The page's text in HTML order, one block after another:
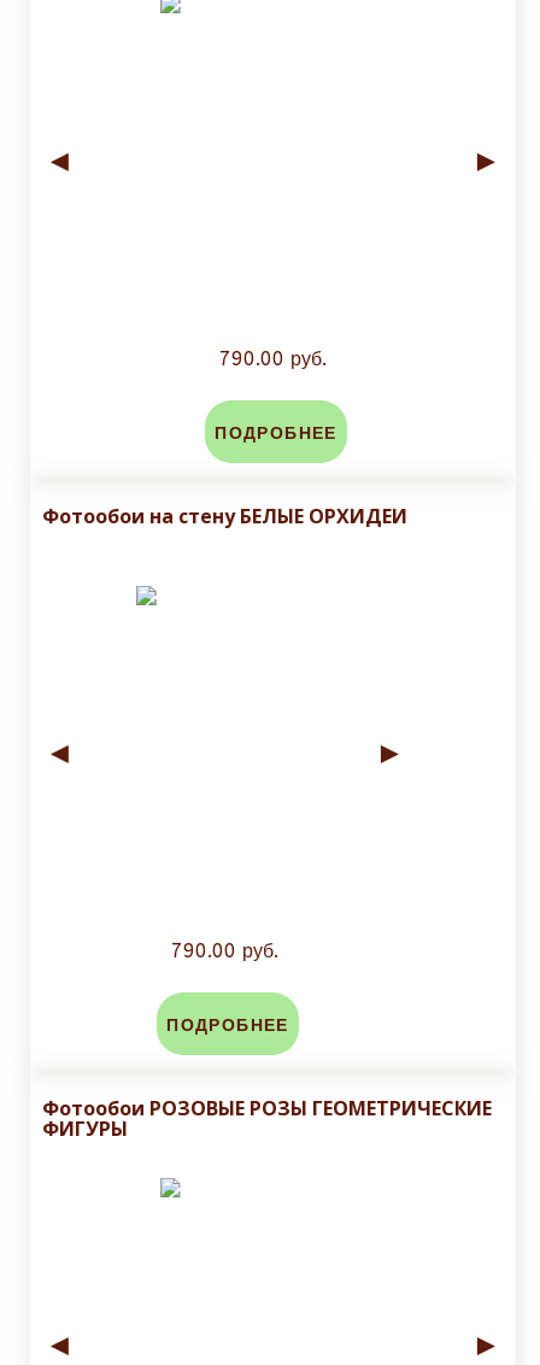
◄ ►
790.00 руб.
ПОДРОБНЕЕ
Фотообои на стену БЕЛЫЕ ОРХИДЕИ
◄ ►
790.00 руб.
ПОДРОБНЕЕ
Фотообои РОЗОВЫЕ РОЗЫ ГЕОМЕТРИЧЕСКИЕ
ФИГУРЫ
◄ ►